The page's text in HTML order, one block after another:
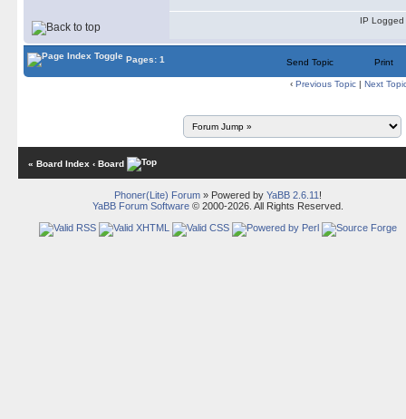
IP Logged
Pages: 1 Send Topic Print
‹ Previous Topic | Next
« Board Index ‹ Board
Phoner(Lite) Forum» Powered by YaBB 2.6.11 !
YaBB Forum Software© 2000-2026. All Rights Reserved.